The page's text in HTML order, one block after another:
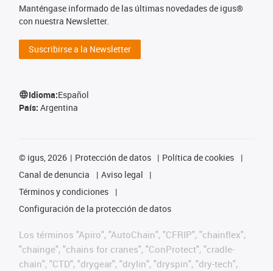
Manténgase informado de las últimas novedades de igus®
con nuestra Newsletter.
Suscribirse a la Newsletter
Idioma:Español
País: Argentina
© igus, 2026 Protección de datos
Política de cookies
Canal de denuncia
Aviso legal
Términos y condiciones
Configuración de la protección de datos
Los términos "Apiro", "AutoChain", "CFRIP", "chainflex",
"chainge", "chains for cranes", "ConProtect", "cradle-
chain", "CTD", "drygear", "drylin", "dryspin", "dry-tech",